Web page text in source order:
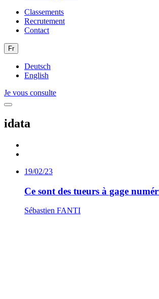
Classements
Recrutement
Contact
Fr
Deutsch
English
Je vous consulte
idata
19/02/23
Ce sont des tueurs à gage
Sébastien FANTI